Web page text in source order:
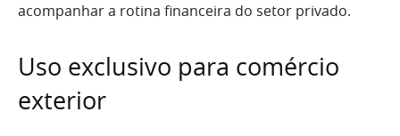
acompanhar a rotina financeira do setor privado.
Uso exclusivo para comércio
exterior